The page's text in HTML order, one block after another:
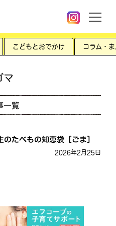
こどもとおでかけ コラム・
マ
一覧
のたべもの知恵袋［ごま］
2026年2月25日